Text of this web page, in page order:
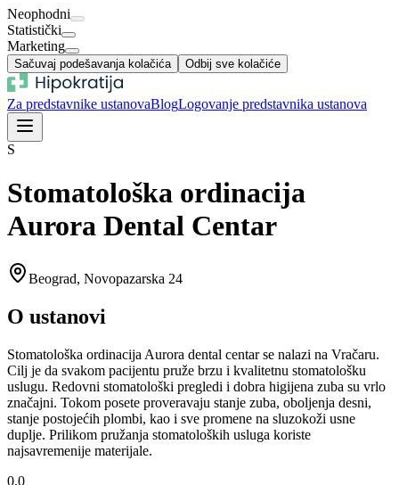
Neophodni
Statistički
Marketing
Sačuvaj podešavanja kolačića Odbij sve kolačiće
Za predstavnike ustanovaBlogLogovanje predstavnika ustanova
S
Stomatološka ordinacija
Aurora Dental Centar
Beograd, Novopazarska 24
O ustanovi
Stomatološka ordinacija Aurora dental centar se nalazi na Vračaru.
Cilj je da svakom pacijentu pruže brzu i kvalitetnu stomatološku
uslugu. Redovni stomatološki pregledi i dobra higijena zuba su vrlo
značajni. Tokom posete proveravaju stanje zuba, oboljenja desni,
stanje postojećih plombi, kao i sve promene na sluzokoži usne
duplje. Prilikom pružanja stomatoloških usluga koriste
najsavremenije materijale.
0.0